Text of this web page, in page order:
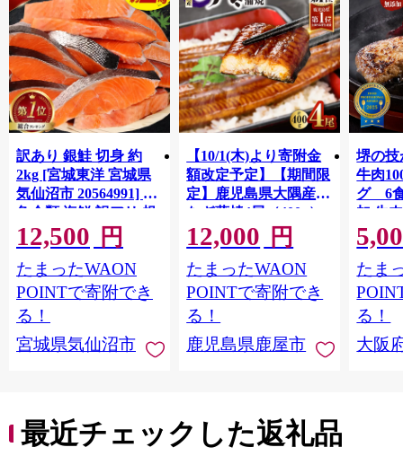
訳あり 銀鮭 切身 約
2kg [宮城東洋 宮城県
気仙沼市 20564991] 鮭
魚介類 海鮮 訳アリ 規
格外 不揃い さけ サケ
鮭切身 シャケ 切り身
冷凍 家庭用 おかず 弁
当 支援 サーモン 銀鮭
切り身 魚 わけあり
12,500 円
たまったWAON
POINTで寄附でき
る！
宮城県気仙沼市
【10/1(木)より寄附金
額改定予定】【期間限
定】鹿児島県大隅産う
なぎ蒲焼4尾（400g）
12,000 円
たまったWAON
POINTで寄附でき
る！
鹿児島県鹿屋市
堺の技
牛肉
グ 6
加 牛
ット 6
メ 温
菜 簡
すめ
取り
料 ふ
堺市】
たま
る！
大阪
最近チェックした返礼品